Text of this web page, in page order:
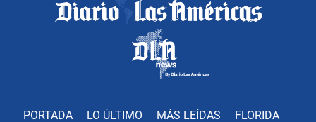
PORTADA LO ÚLTIMO MÁS LEÍDAS FLORIDA